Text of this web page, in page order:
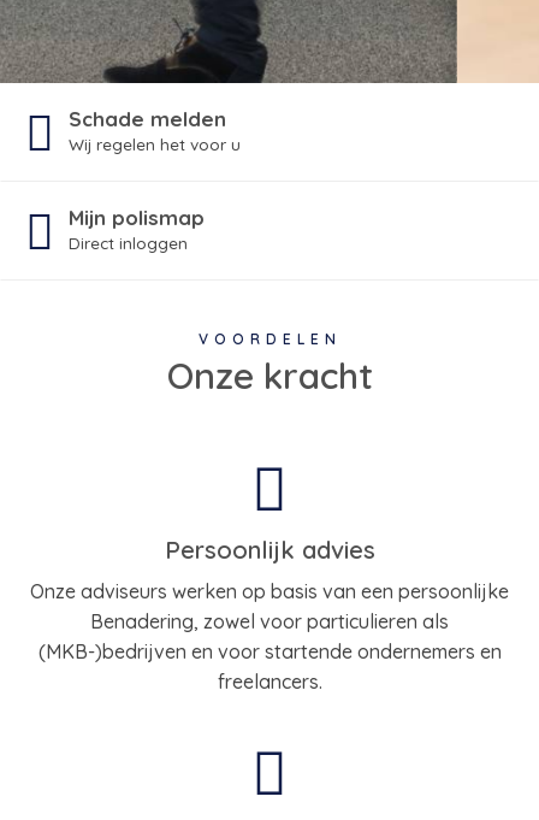
Schade melden
Wij regelen het voor u
Mijn polismap
Direct inloggen
VOORDELEN
Onze kracht
Persoonlijk advies
Onze adviseurs werken op basis van een persoonlijke
Benadering, zowel voor particulieren als
(MKB-)bedrijven en voor startende ondernemers en
freelancers.